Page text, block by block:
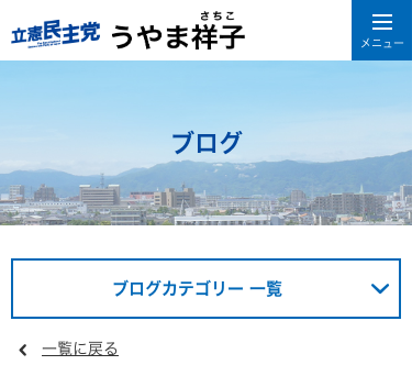
ブログ
ブログカテゴリー 一覧
一覧に戻る